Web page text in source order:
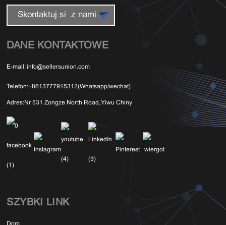
Skontaktuj się z nami
DANE KONTAKTOWE
E-mail: info@sellersunion.com
Telefon:+8613777915312(Whatsapp/wechat)
Adres:Nr 531 Zongze North Road, Yiwu Chiny
SZYBKI LINK